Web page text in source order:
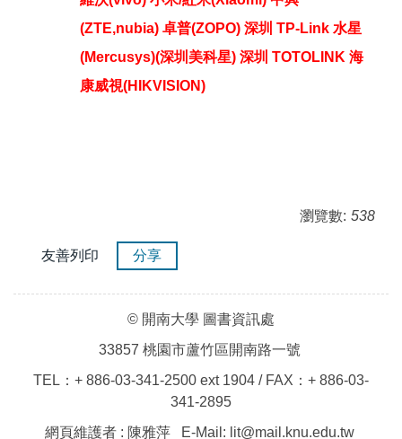
(ZTE,nubia) 卓普(ZOPO) 深圳 TP-Link 水星
(Mercusys)(深圳美科星) 深圳 TOTOLINK 海
康威視(HIKVISION)
瀏覽數: 538
友善列印 分享
© 開南大學 圖書資訊處
33857 桃園市蘆竹區開南路一號
TEL：+ 886-03-341-2500 ext 1904 / FAX：+ 886-03-
341-2895
網頁維護者 : 陳雅萍 E-Mail: lit@mail.knu.edu.tw